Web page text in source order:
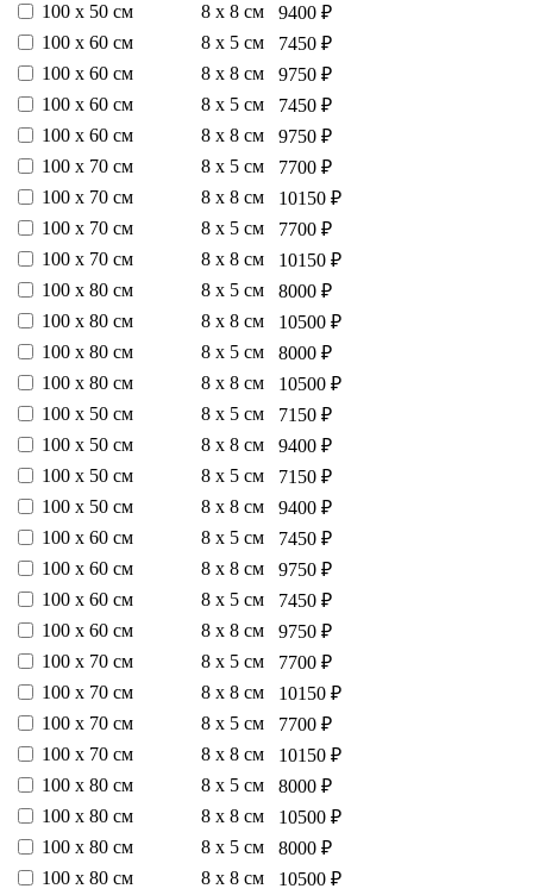
100 х 50 см
8 х 8 см
9400 ₽
100 х 60 см
8 х 5 см
7450 ₽
100 х 60 см
8 х 8 см
9750 ₽
100 х 60 см
8 х 5 см
7450 ₽
100 х 60 см
8 х 8 см
9750 ₽
100 х 70 см
8 х 5 см
7700 ₽
100 х 70 см
8 х 8 см
10150 ₽
100 х 70 см
8 х 5 см
7700 ₽
100 х 70 см
8 х 8 см
10150 ₽
100 х 80 см
8 х 5 см
8000 ₽
100 х 80 см
8 х 8 см
10500 ₽
100 х 80 см
8 х 5 см
8000 ₽
100 х 80 см
8 х 8 см
10500 ₽
100 х 50 см
8 х 5 см
7150 ₽
100 х 50 см
8 х 8 см
9400 ₽
100 х 50 см
8 х 5 см
7150 ₽
100 х 50 см
8 х 8 см
9400 ₽
100 х 60 см
8 х 5 см
7450 ₽
100 х 60 см
8 х 8 см
9750 ₽
100 х 60 см
8 х 5 см
7450 ₽
100 х 60 см
8 х 8 см
9750 ₽
100 х 70 см
8 х 5 см
7700 ₽
100 х 70 см
8 х 8 см
10150 ₽
100 х 70 см
8 х 5 см
7700 ₽
100 х 70 см
8 х 8 см
10150 ₽
100 х 80 см
8 х 5 см
8000 ₽
100 х 80 см
8 х 8 см
10500 ₽
100 х 80 см
8 х 5 см
8000 ₽
100 х 80 см
8 х 8 см
10500 ₽